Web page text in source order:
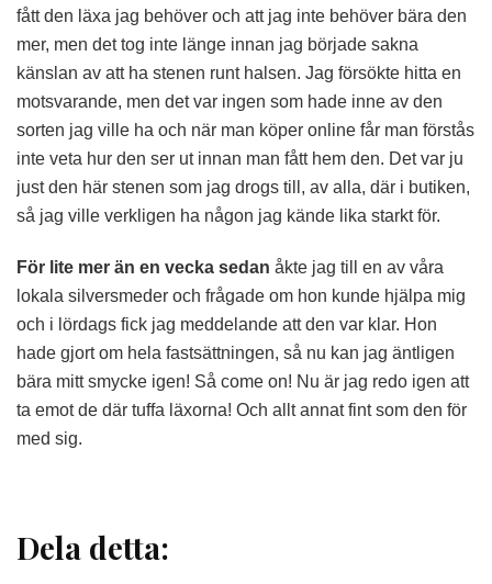
fått den läxa jag behöver och att jag inte behöver bära den
mer, men det tog inte länge innan jag började sakna
känslan av att ha stenen runt halsen. Jag försökte hitta en
motsvarande, men det var ingen som hade inne av den
sorten jag ville ha och när man köper online får man förstås
inte veta hur den ser ut innan man fått hem den. Det var ju
just den här stenen som jag drogs till, av alla, där i butiken,
så jag ville verkligen ha någon jag kände lika starkt för.
För lite mer än en vecka sedan åkte jag till en av våra
lokala silversmeder och frågade om hon kunde hjälpa mig
och i lördags fick jag meddelande att den var klar. Hon
hade gjort om hela fastsättningen, så nu kan jag äntligen
bära mitt smycke igen! Så come on! Nu är jag redo igen att
ta emot de där tuffa läxorna! Och allt annat fint som den för
med sig.
Dela detta: